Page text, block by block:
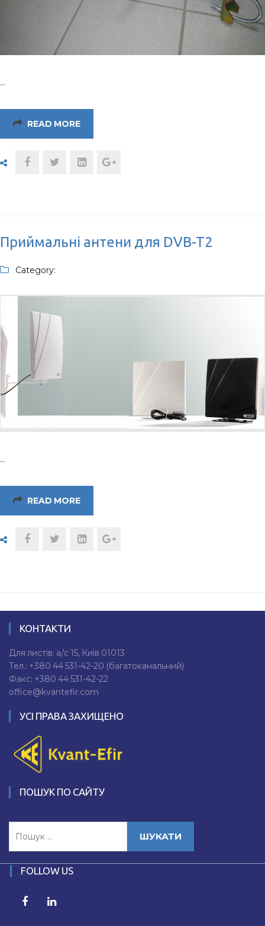
…
READ MORE
Приймальні антени для DVB-T2
Category:
…
READ MORE
КОНТАКТИ
Для листів: а/с 15, Київ 01013
Тел.: +380 44 531-42-20 (багатоканальний)
Факс: +380 44 531-42-22
office@kvantefir.com
УСІ ПРАВА ЗАХИЩЕНО
ПОШУК ПО САЙТУ
FOLLOW US